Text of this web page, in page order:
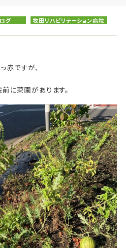
グ 牧田リハビリテーション病院
赤ですが、
に菜園があります。